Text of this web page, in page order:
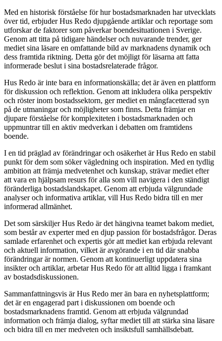
Med en historisk förståelse för hur bostadsmarknaden har utvecklats
över tid, erbjuder Hus Redo djupgående artiklar och reportage som
utforskar de faktorer som påverkar boendesituationen i Sverige.
Genom att titta på tidigare händelser och nuvarande trender, ger
mediet sina läsare en omfattande bild av marknadens dynamik och
dess framtida riktning. Detta gör det möjligt för läsarna att fatta
informerade beslut i sina bostadsrelaterade frågor.
Hus Redo är inte bara en informationskälla; det är även en plattform
för diskussion och reflektion. Genom att inkludera olika perspektiv
och röster inom bostadssektorn, ger mediet en mångfacetterad syn
på de utmaningar och möjligheter som finns. Detta främjar en
djupare förståelse för komplexiteten i bostadsmarknaden och
uppmuntrar till en aktiv medverkan i debatten om framtidens
boende.
I en tid präglad av förändringar och osäkerhet är Hus Redo en stabil
punkt för dem som söker vägledning och inspiration. Med en tydlig
ambition att främja medvetenhet och kunskap, strävar mediet efter
att vara en hjälpsam resurs för alla som vill navigera i den ständigt
föränderliga bostadslandskapet. Genom att erbjuda välgrundade
analyser och informativa artiklar, vill Hus Redo bidra till en mer
informerad allmänhet.
Det som särskiljer Hus Redo är det hängivna teamet bakom mediet,
som består av experter med en djup passion för bostadsfrågor. Deras
samlade erfarenhet och expertis gör att mediet kan erbjuda relevant
och aktuell information, vilket är avgörande i en tid där snabba
förändringar är normen. Genom att kontinuerligt uppdatera sina
insikter och artiklar, arbetar Hus Redo för att alltid ligga i framkant
av bostadsdiskussionen.
Sammanfattningsvis är Hus Redo mer än bara en nyhetsplattform;
det är en engagerad part i diskussionen om boende och
bostadsmarknadens framtid. Genom att erbjuda välgrundad
information och främja dialog, syftar mediet till att stärka sina läsare
och bidra till en mer medveten och insiktsfull samhällsdebatt.